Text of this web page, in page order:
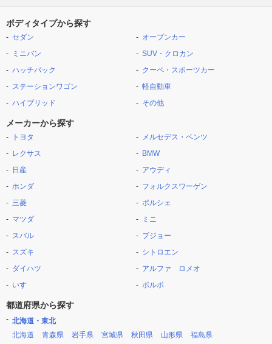
ボディタイプから探す
セダン
ミニバン
ハッチバック
ステーションワゴン
ハイブリッド
オープンカー
SUV・クロカン
クーペ・スポーツカー
軽自動車
その他
メーカーから探す
トヨタ
レクサス
日産
ホンダ
三菱
マツダ
スバル
スズキ
ダイハツ
いすゞ
メルセデス・ベンツ
BMW
アウディ
フォルクスワーゲン
ポルシェ
ミニ
プジョー
シトロエン
アルファ ロメオ
ボルボ
都道府県から探す
北海道・東北
北海道
青森県 岩手県 宮城県 秋田県 山形県 福島県